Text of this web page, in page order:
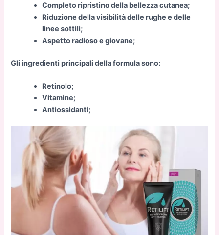
Completo ripristino della bellezza cutanea;
Riduzione della visibilità delle rughe e delle
linee sottili;
Aspetto radioso e giovane;
Gli ingredienti principali della formula sono:
Retinolo;
Vitamine;
Antiossidanti;